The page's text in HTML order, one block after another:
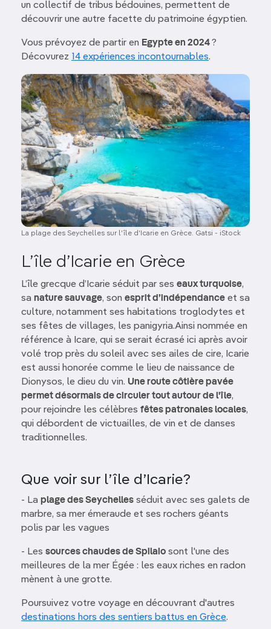
un collectif de tribus bédouines, permettent de
découvrir une autre facette du patrimoine égyptien.
Vous prévoyez de partir en Egypte en 2024?
Décovurez 14 expériences incontournables.
Image
La plage des Seychelles sur l'île d'Icarie en Grèce. Gatsi - iStock
L’île d’Icarie en Grèce
L’île grecque d’Icarie séduit par ses eaux turquoise,
sa nature sauvage, son esprit d’indépendance et sa
culture, notamment ses habitations troglodytes et
ses fêtes de villages, les panigyria.Ainsi nommée en
référence à Icare, qui se serait écrasé ici après avoir
volé trop près du soleil avec ses ailes de cire, Icarie
est aussi honorée comme le lieu de naissance de
Dionysos, le dieu du vin. Une route côtière pavée
permet désormais de circuler tout autour de l'île,
pour rejoindre les célèbres fêtes patronales locales,
qui débordent de victuailles, de vin et de danses
traditionnelles.
Que voir sur l’île d’Icarie?
- La plage des Seychelles séduit avec ses galets de
marbre, sa mer émeraude et ses rochers géants
polis par les vagues
- Les sources chaudes de Spilaio sont l'une des
meilleures de la mer Égée : les eaux riches en radon
mènent à une grotte.
Poursuivez votre voyage en découvrant d'autres
destinations hors des sentiers battus en Grèce.